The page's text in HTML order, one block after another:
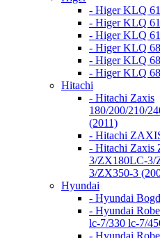
- Higer KLQ
- Higer KLQ
- Higer KLQ
- Higer KLQ
- Higer KLQ
- Higer KLQ
Hitachi
- Hitachi Zaxis
180/200/210/
(2011)
- Hitachi
- Hitachi Zaxis
3/ZX180LC-3/
3/ZX350-3
Hyundai
- Hyundai
- Hyundai
lc-7/330 lc-7/
- Hyundai